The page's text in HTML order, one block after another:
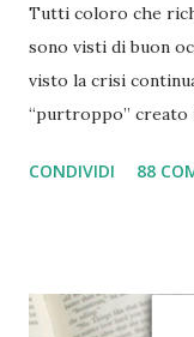
Tutti coloro che
sono visti di buon
visto la crisi
“purtroppo” creato
ancora da varie
altrettante hanno
CONDIVIDI 88